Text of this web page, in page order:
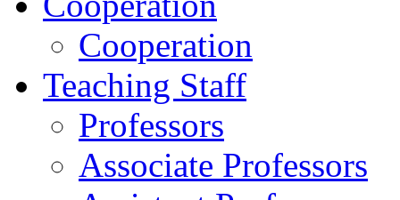
Cooperation
Teaching Staff
Professors
Associate Professors